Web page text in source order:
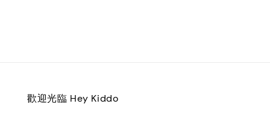
歡迎光臨 Hey Kiddo